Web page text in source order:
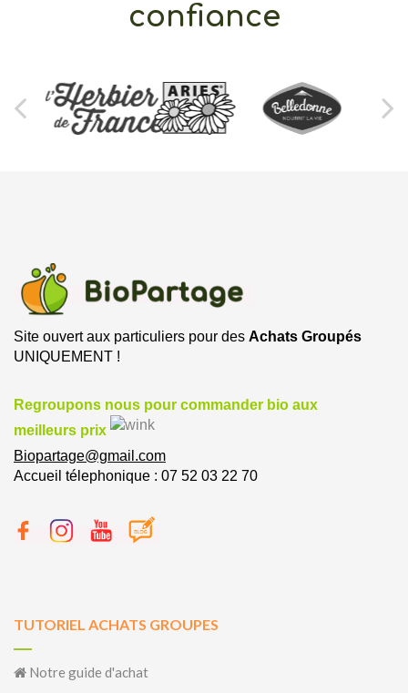
confiance
Site ouvert aux particuliers pour des Achats Groupés
UNIQUEMENT !
Regroupons nous pour commander bio aux
meilleurs prix
Biopartage@gmail.com
Accueil télephonique : 07 52 03 22 70
TUTORIEL ACHATS GROUPES
Notre guide d'achat